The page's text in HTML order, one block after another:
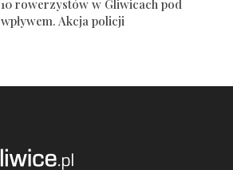
10 rowerzystów w Gliwicach pod
wpływem. Akcja policji